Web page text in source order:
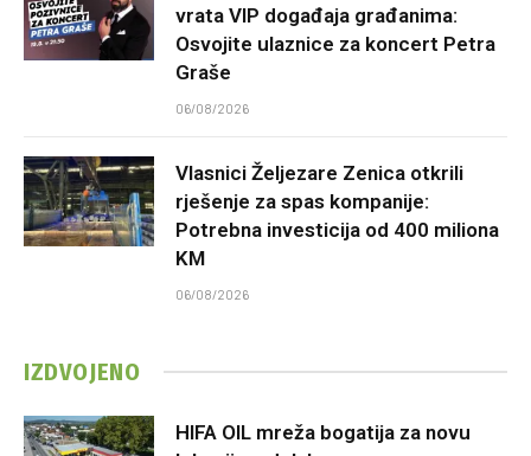
vrata VIP događaja građanima:
Osvojite ulaznice za koncert Petra
Graše
06/08/2026
Vlasnici Željezare Zenica otkrili
rješenje za spas kompanije:
Potrebna investicija od 400 miliona
KM
06/08/2026
IZDVOJENO
HIFA OIL mreža bogatija za novu